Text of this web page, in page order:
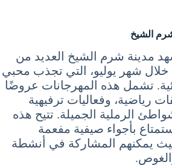
الشيخ
مدينة شرم الشيخ العديد من
شهر يوليو، التي تجذب محبي
تشمل هذه المهرجانات عروضًا
رياضية، وفعاليات ترفيهية
الرملية الجميلة. تتيح هذه
بأجواء صيفية مفعمة
يمكنهم المشاركة في أنشطة